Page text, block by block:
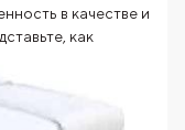
в качестве и
как